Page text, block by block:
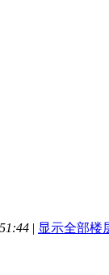
| 显示全部楼